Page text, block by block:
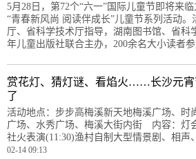
5月28日，第72个“六一”国际儿童节即将来
“青春新风尚 阅读伴成长”儿童节系列活动
厅、省科学技术厅指导，湖南图书馆、省科
年儿童出版社联合主办，200余名大小读者参
赏花灯、猜灯谜、看焰火……长沙元宵
了
活动地点：步步高梅溪新天地梅溪广场、时
广场、水秀广场、梅溪大街内街 内容：灯
社火表演(11:30)渔村自制大型情景剧、相声
02-14 09:13